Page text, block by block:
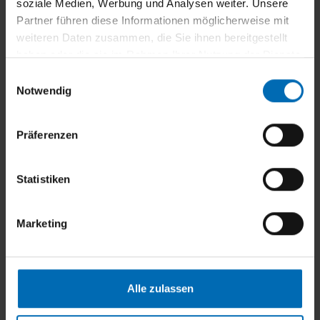
soziale Medien, Werbung und Analysen weiter. Unsere
Partner führen diese Informationen möglicherweise mit
weiteren Daten zusammen, die Sie ihnen bereitgestellt
haben oder die sie im Rahmen Ihrer Nutzung der Dienste
Notwendig
Präferenzen
Statistiken
Marketing
Alle zulassen
Schwer entflammbares Gewebe
Vertikale und horizontale Anbringung möglich